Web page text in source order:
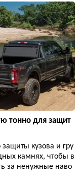
тонно для защит
кузова и гру
камнях, чтобы в
за ненужные наво